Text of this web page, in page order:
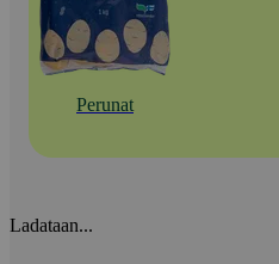
Perunat
Ladataan...